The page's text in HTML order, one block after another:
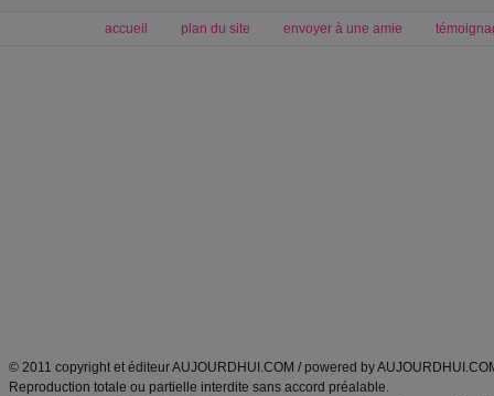
accueil plan du site envoyer à une amie
© 2011 copyright et éditeur AUJOURDHUI.COM / powered by
Reproduction totale ou partielle interdite sans accord préalable.